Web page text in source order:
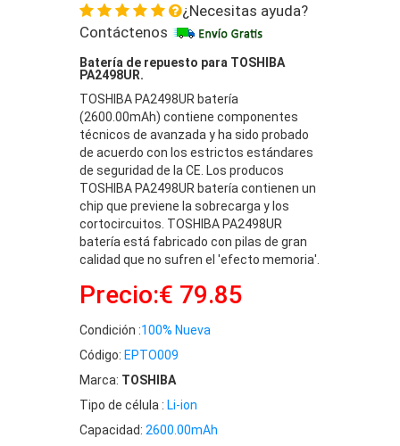
¿Necesitas ayuda?
Contáctenos
Batería de repuesto para TOSHIBA
PA2498UR.
TOSHIBA PA2498UR batería
(2600.00mAh) contiene componentes
técnicos de avanzada y ha sido probado
de acuerdo con los estrictos estándares
de seguridad de la CE. Los producos
TOSHIBA PA2498UR batería contienen un
chip que previene la sobrecarga y los
cortocircuitos. TOSHIBA PA2498UR
batería está fabricado con pilas de gran
calidad que no sufren el 'efecto memoria'.
Precio:€ 79.85
Condición :100% Nueva
Código: EPTO009
Marca: TOSHIBA
Tipo de célula : Li-ion
Capacidad: 2600.00mAh